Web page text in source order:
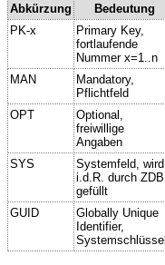
Abkürzung Bedeutung
PK-x
Primary Key,
fortlaufende
Nummer x=1..n
MAN
Mandatory,
Pflichtfeld
OPT
Optional,
freiwillige
Angaben
SYS
Systemfeld, wird
i.d.R. durch ZDB
gefüllt
GUID
Globally Unique
Identifier,
Systemschlüssel